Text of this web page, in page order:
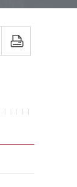
프린트하기